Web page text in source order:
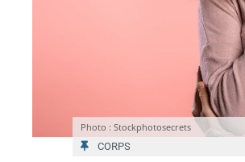
Photo : Stockphotosecrets
CORPS